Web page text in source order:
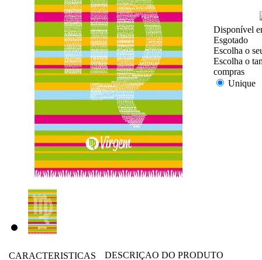
Disponível
Esgotado
Escolha o
Escolha o
compras
Unique
CARACTERISTICAS DESCRIÇAO DO PRODUTO